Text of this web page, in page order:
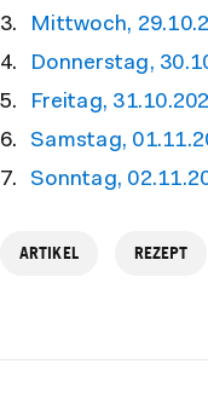
Mittwoch,
Donnerstag,
Freitag,
Samstag,
Sonntag,
ARTIKEL REZEPT